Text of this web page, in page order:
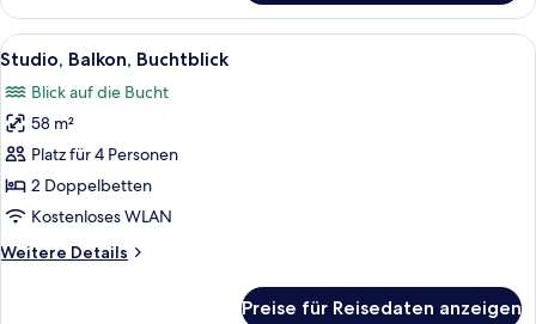
1
Schlafzimmer,
Balkon
Alle
Fotos
für
Studio,
Balkon,
Buchtblick
anzeigen
Ein Hotelzimmer mit zwei Betten,
6
Studio, Balkon, Buchtblick
Blick auf die Bucht
58 m²
Platz für 4 Personen
2 Doppelbetten
Kostenloses WLAN
Weitere Details
Weitere
Preise für Reisedaten anzeigen